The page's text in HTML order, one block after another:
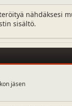
nähdäksesi
sisältö.
jäsen